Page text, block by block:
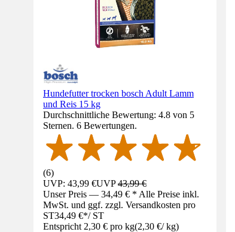
Hundefutter trocken bosch Adult Lamm
und Reis 15 kg
Durchschnittliche Bewertung: 4.8 von 5
Sternen. 6 Bewertungen.
(6)
UVP: 43,99 €UVP43,99 €
Unser Preis — 34,49 € * Alle Preise inkl.
MwSt. und ggf. zzgl. Versandkosten pro
ST34,49 €*/ ST
Entspricht 2,30 € pro kg(2,30 €/ kg)